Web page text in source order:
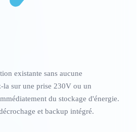
existante sans aucune
sur une prise 230V ou un
du stockage d'énergie.
et backup intégré.